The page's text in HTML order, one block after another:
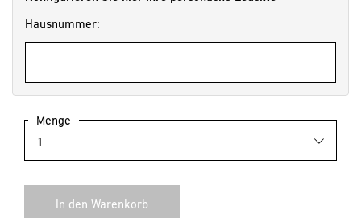
Hausnummer:
Menge